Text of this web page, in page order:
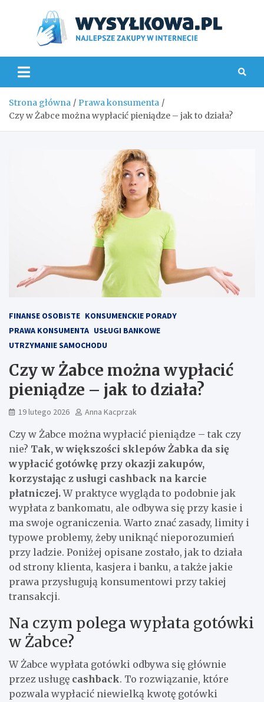
Strona główna
Prawa konsumenta
Czy w Żabce można wypłacić pieniądze – jak to działa?
FINANSE OSOBISTE KONSUMENCKIE PORADY
PRAWA KONSUMENTA USŁUGI BANKOWE
UTRZYMANIE SAMOCHODU
Czy w Żabce można wypłacić
pieniądze – jak to działa?
19 lutego 2026 Anna Kacprzak
Czy w Żabce można wypłacić pieniądze – tak czy
nie? Tak, w większości sklepów Żabka da się
wypłacić gotówkę przy okazji zakupów,
korzystając z usługi cashback na karcie
płatniczej.W praktyce wygląda to podobnie jak
wypłata z bankomatu, ale odbywa się przy kasie i
ma swoje ograniczenia. Warto znać zasady, limity i
typowe problemy, żeby uniknąć nieporozumień
przy ladzie. Poniżej opisane zostało, jak to działa
od strony klienta, kasjera i banku, a także jakie
prawa przysługują konsumentowi przy takiej
transakcji.
Na czym polega wypłata gotówki
w Żabce?
W Żabce wypłata gotówki odbywa się głównie
przez usługę cashback. To rozwiązanie, które
pozwala wypłacić niewielką kwotę gotówki